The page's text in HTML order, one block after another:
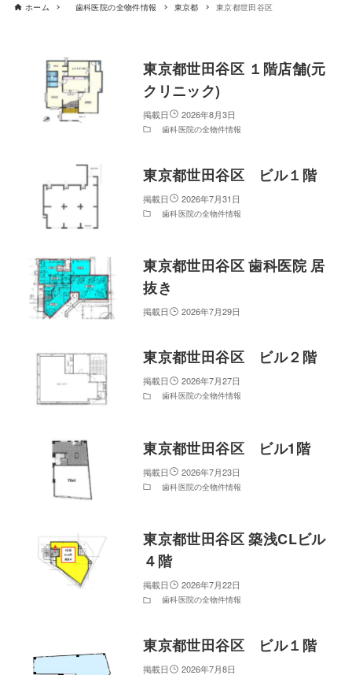
ホーム 歯科医院の全物件情報 東京都 東京都世田谷区
東京都世田谷区 １階店舗(元
クリニック)
2026年8月3日
歯科医院の全物件情報
東京都世田谷区 ビル１階
2026年7月31日
歯科医院の全物件情報
東京都世田谷区 歯科医院 居
抜き
2026年7月29日
東京都世田谷区 ビル２階
2026年7月27日
歯科医院の全物件情報
東京都世田谷区 ビル1階
2026年7月23日
歯科医院の全物件情報
東京都世田谷区 築浅CLビル
４階
2026年7月22日
歯科医院の全物件情報
東京都世田谷区 ビル１階
2026年7月8日